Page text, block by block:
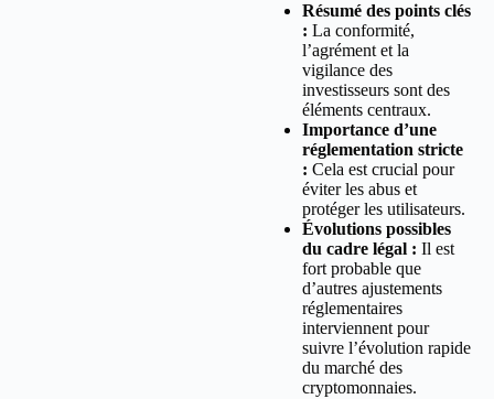
Résumé des points clés
: La conformité,
l’agrément et la
vigilance des
investisseurs sont des
éléments centraux.
Importance d’une
réglementation stricte
: Cela est crucial pour
éviter les abus et
protéger les utilisateurs.
Évolutions possibles
du cadre légal : Il est
fort probable que
d’autres ajustements
réglementaires
interviennent pour
suivre l’évolution rapide
du marché des
cryptomonnaies.